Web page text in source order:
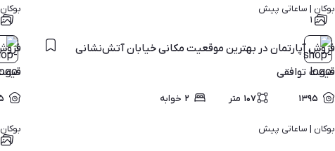
بوکان | ساعاتی پیش
۱
فروش آپارتمان در بهترین موقعیت مکانی خیابان آتش‌نشانی
قیمت توافقی
۱۳۹۵ ۱۰۷ متر ۲ خوابه
بوکان | ساعاتی پیش